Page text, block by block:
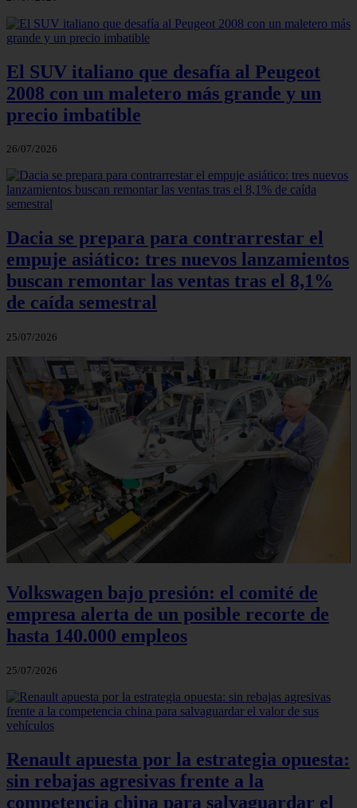
El SUV italiano que desafía al Peugeot
2008 con un maletero más grande y un
precio imbatible
26/07/2026
Dacia se prepara para contrarrestar el
empuje asiático: tres nuevos lanzamientos
buscan remontar las ventas tras el 8,1%
de caída semestral
25/07/2026
Volkswagen bajo presión: el comité de
empresa alerta de un posible recorte de
hasta 140.000 empleos
25/07/2026
Renault apuesta por la estrategia opuesta:
sin rebajas agresivas frente a la
competencia china para salvaguardar el